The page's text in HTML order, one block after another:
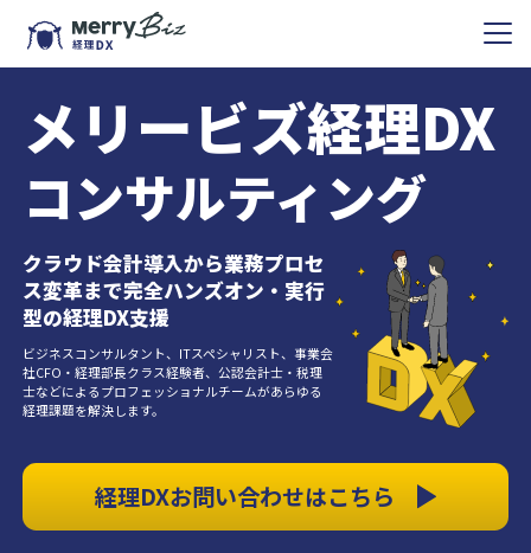
メリービズ経理DX
コンサルティング
クラウド会計導入から業務プロセ
ス変革まで完全ハンズオン・実行
型の経理DX支援
ビジネスコンサルタント、ITスペシャリスト、事業会
社CFO・経理部長クラス経験者、公認会計士・税理
士などによるプロフェッショナルチームがあらゆる
経理課題を解決します。
経理DXお問い合わせはこちら